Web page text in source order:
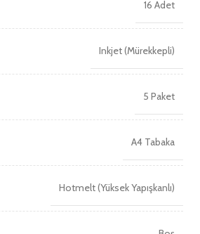
16 Adet
Inkjet (Mürekkepli)
5 Paket
A4 Tabaka
Hotmelt (Yüksek Yapışkanlı)